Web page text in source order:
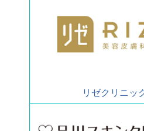
リゼクリニッ